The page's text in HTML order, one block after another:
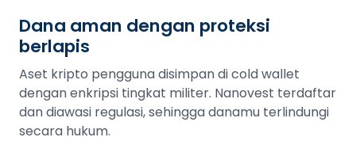
Dana aman dengan proteksi
berlapis
Aset kripto pengguna disimpan di cold wallet
dengan enkripsi tingkat militer. Nanovest terdaftar
dan diawasi regulasi, sehingga danamu terlindungi
secara hukum.